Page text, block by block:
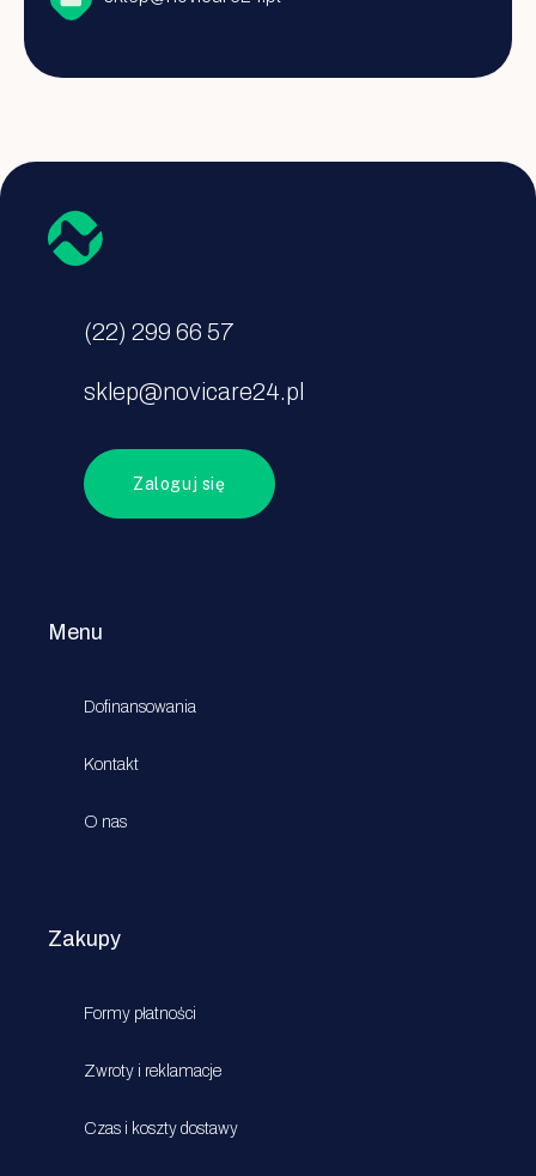
(22) 299 66 57
sklep@novicare24.pl
Zaloguj się
Menu
Dofinansowania
Kontakt
O nas
Zakupy
Formy płatności
Zwroty i reklamacje
Czas i koszty dostawy